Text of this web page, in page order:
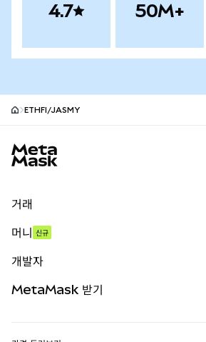
4.7 50M+
ETHFI/JASMY
거래
무기한 선물
실물자산
머니 신규
개발자
MetaMask 받기